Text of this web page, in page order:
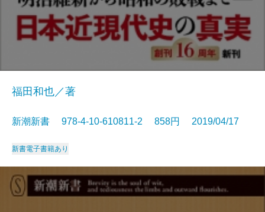
福田和也／著
新潮新書 978-4-10-610811-2 858円 2019/04/17
新書電子書籍あり